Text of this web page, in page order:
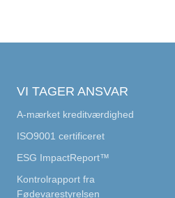
VI TAGER ANSVAR
A-mærket kreditværdighed
ISO9001 certificeret
ESG ImpactReport™
Kontrolrapport fra
Fødevarestyrelsen